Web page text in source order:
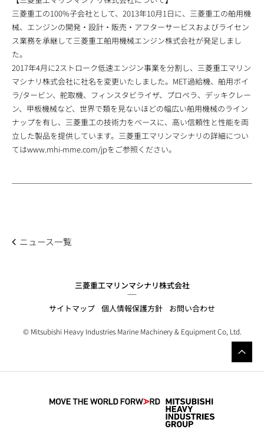
三菱重工の100%子会社として、2013年10月1日に、三菱重工の舶用機
械、エンジンの開発・設計・販売・アフターサービスおよびライセン
ス業務を承継して三菱重工舶用機械エンジン株式会社が発足しまし
た。
2017年4月に2ストローク低速エンジン事業を分割し、三菱重工マリン
マシナリ株式会社に社名を変更いたしました。MET過給機、舶用ボイ
ラ/タービン、舵取機、フィンスタビライザ、プロペラ、デッキクレー
ン、甲板機械など、世界で類を見ないほどの幅広い舶用機械のライン
ナップを有し、三菱重工の技術力をベースに、高い信頼性と性能を両
立した製品を提供しています。三菱重工マリンマシナリの詳細につい
てはwww.mhi-mme.com/jpをご参照ください。
ニュース一覧
三菱重工マリンマシナリ株式会社
サイトマップ 個人情報保護方針 お問い合わせ
© Mitsubishi Heavy Industries Marine Machinery & Equipment Co, Ltd.